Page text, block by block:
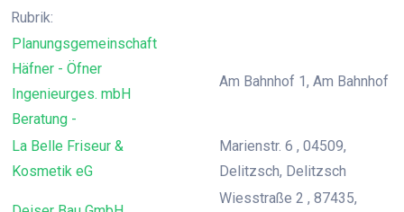
Rubrik:
Planungsgemeinschaft
Häfner - Öfner
Ingenieurges. mbH
Beratung -
Am Bahnhof 1, Am Bahnhof
La Belle Friseur &
Kosmetik eG
Marienstr. 6 , 04509,
Delitzsch, Delitzsch
Wiesstraße 2 , 87435,